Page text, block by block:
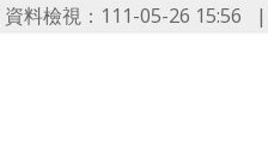
資料檢視：111-05-26 15:56